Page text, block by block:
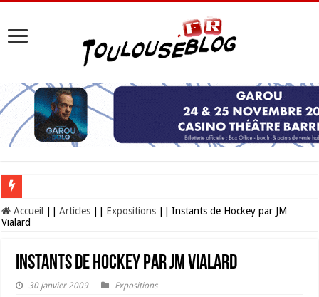
Les Nocturnes de la Cité de l’espace 2026 : l’événement incontournable de
Accueil Articles Expositions
Instants de Hockey par JM
Vialard
Instants de Hockey par JM Vialard
30 janvier 2009 Expositions